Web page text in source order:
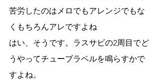
苦労したのはメロでもアレンジでもな
くもちろんアレですよね
はい、そうです。ラスサビの2周目でど
うやってチューブラベルを鳴らすかで
すよね。